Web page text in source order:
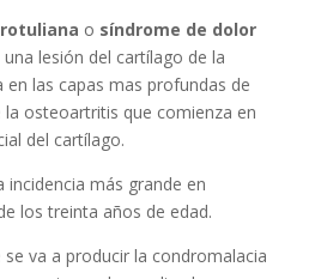
o síndrome de dolor
lesión del cartílago de la
las capas mas profundas de
la osteoartritis que comienza en
del cartílago.
incidencia más grande en
los treinta años de edad.
va a producir la condromalacia